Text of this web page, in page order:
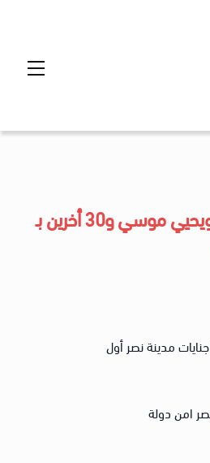
محاكمة محمود بدر ويحيي موسي و30 أخرين بـ